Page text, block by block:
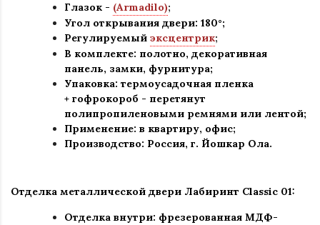
Глазок - (Armadilo);
Угол открывания двери: 180°;
Регулируемый эксцентрик;
В комплекте: полотно, декоративная
панель, замки, фурнитура;
Упаковка: термоусадочная пленка
+ гофрокороб - перетянут
полипропиленовыми ремнями или лентой;
Применение: в квартиру, офис;
Производство: Россия, г. Йошкар Ола.
Отделка металлической двери Лабиринт Classic 01:
Отделка внутри: фрезерованная МДФ-